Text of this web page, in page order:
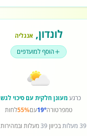
לונדון, אנגליה
הוסף למועדפים
כרגעמעונן חלקית עם סיכוי
טמפרטורה19°עם55%לחות
39 מעלות בכיוון39מעלות ובמהירות